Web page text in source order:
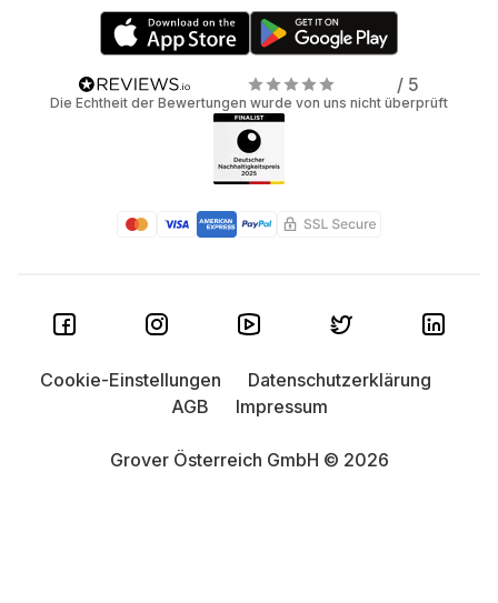
/ 5
Die Echtheit der Bewertungen wurde von uns nicht überprüft
Grover Österreich GmbH © 2026
Cookie-Einstellungen
Datenschutzerklärung
AGB
Impressum